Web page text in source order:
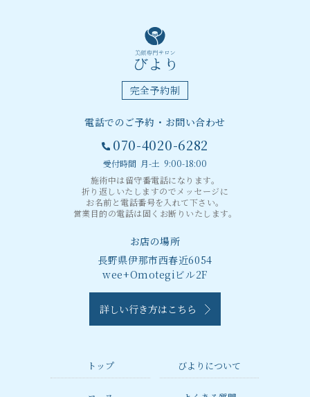
完全予約制
電話でのご予約・お問い合わせ
070-4020-6282
受付時間 月-土 9:00-18:00
施術中は留守番電話になります。
折り返しいたしますのでメッセージに
お名前と電話番号を入れて下さい。
営業目的の電話は固くお断りいたします。
お店の場所
長野県伊那市西春近6054
wee+Omotegiビル2F
詳しい行き方はこちら
トップ びよりについて